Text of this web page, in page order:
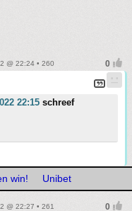
@ 22:24 • 260
22:15 schreef
win! Unibet
@ 22:27 • 261